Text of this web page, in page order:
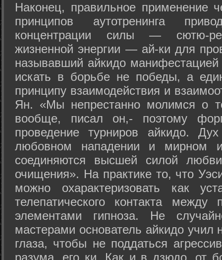
Наконец, правильное применение
принципов аутотренинга
концентрации силы — сютю-
жизненной энергии — ай-ки для
называвший айкидо
искать в борьбе не победы, а
принципу взаимодействия и
Ян. «Мы непрестанно молимся о
вообще, писал он,- поэтому
проведение турниров айкидо.
любовном нападении и мирном
соединяются высшей силой
очищения». На практике то, что
можно охарактеризовать как
телепатического контакта между
элементами гипноза. Не
мастерами основатель айкидо учил
глаза, чтобы не поддаться
разума, его ки. Как и в дзюдо, от